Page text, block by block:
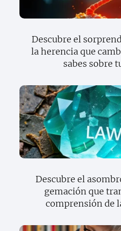
Descubre el
la herencia que
sabes sobre
Descubre el
gemación que
comprensión de